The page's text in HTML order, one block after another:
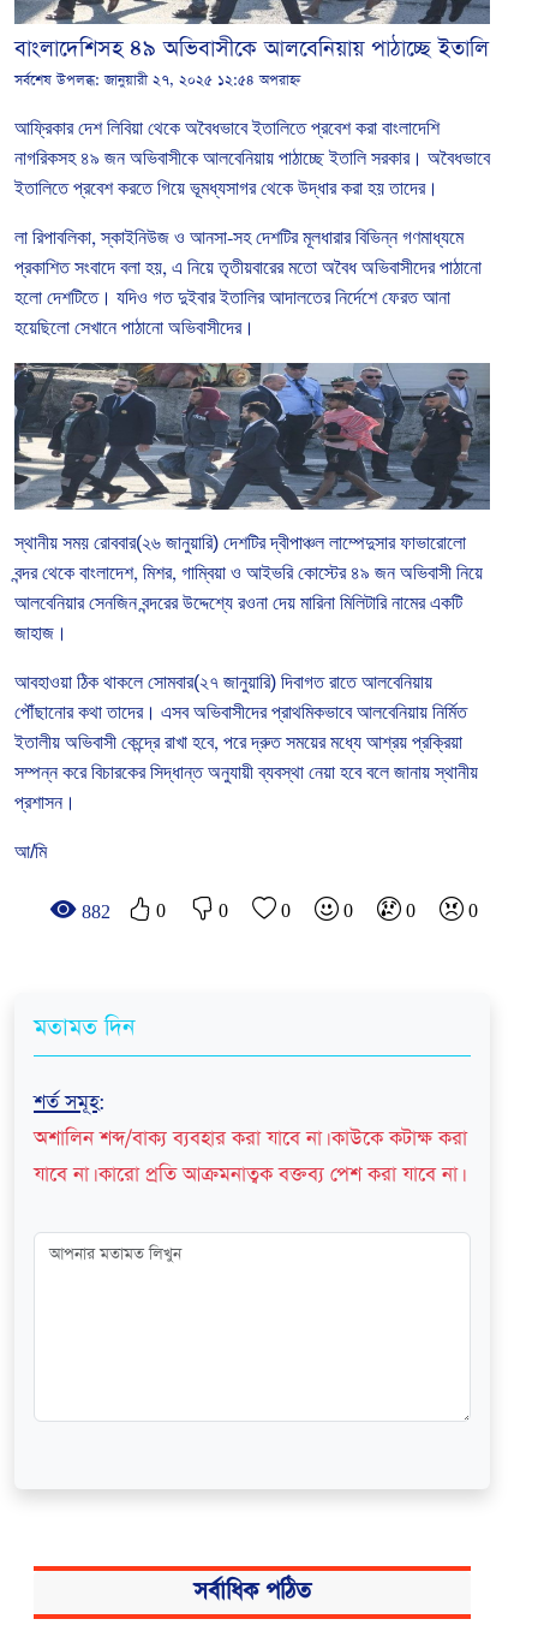
বাংলাদেশিসহ ৪৯ অভিবাসীকে আলবেনিয়ায় পাঠাচ্ছে ইতালি
সর্বশেষ উপলব্ধ:জানুয়ারী ২৭, ২০২৫ ১২:৫৪ অপরাহ্ন
আফ্রিকার দেশ লিবিয়া থেকে অবৈধভাবে ইতালিতে প্রবেশ করা বাংলাদেশি
নাগরিকসহ ৪৯ জন অভিবাসীকে আলবেনিয়ায় পাঠাচ্ছে ইতালি সরকার। অবৈধভাবে
ইতালিতে প্রবেশ করতে গিয়ে ভূমধ্যসাগর থেকে উদ্ধার করা হয় তাদের।
লা রিপাবলিকা,স্কাইনিউজ ও আনসা-সহ দেশটির মূলধারার বিভিন্ন গণমাধ্যমে
প্রকাশিত সংবাদে বলা হয়, এ নিয়ে তৃতীয়বারের মতো অবৈধ অভিবাসীদের পাঠানো
হলো দেশটিতে। যদিও গত দুইবার ইতালির আদালতের নির্দেশে ফেরত আনা
হয়েছিলো সেখানে পাঠানো অভিবাসীদের।
স্থানীয় সময় রোববার(২৬ জানুয়ারি) দেশটির দ্বীপাঞ্চল লাম্পেদুসার ফাভারোলো
বন্দর থেকে বাংলাদেশ, মিশর, গাম্বিয়া ও আইভরি কোস্টের ৪৯ জন অভিবাসী নিয়ে
আলবেনিয়ার সেনজিন বন্দরের উদ্দেশ্যে রওনা দেয় মারিনা মিলিটারি নামের একটি
জাহাজ।
আবহাওয়া ঠিক থাকলে সোমবার(২৭ জানুয়ারি) দিবাগত রাতে আলবেনিয়ায়
পৌঁছানোর কথা তাদের। এসব অভিবাসীদের প্রাথমিকভাবে আলবেনিয়ায় নির্মিত
ইতালীয় অভিবাসী কেন্দ্রে রাখা হবে, পরে দ্রুত সময়ের মধ্যে আশ্রয় প্রক্রিয়া
সম্পন্ন করে বিচারকের সিদ্ধান্ত অনুযায়ী ব্যবস্থা নেয়া হবে বলে জানায় স্থানীয়
প্রশাসন।
আ/মি
882 0 0 0 0 0 0
মতামত দিন
শর্ত সমূহ:
অশালিন শব্দ/বাক্য ব্যবহার করা যাবে না। কাউকে কটাক্ষ করা
যাবে না। কারো প্রতি আক্রমনাত্বক বক্তব্য পেশ করা যাবে না।
সর্বাধিক পঠিত